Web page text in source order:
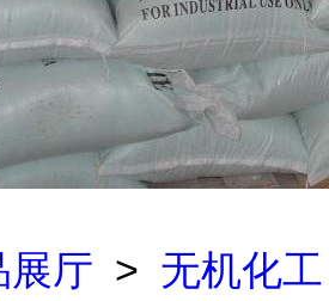
展厅 > 无机化工